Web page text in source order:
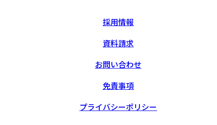
採用情報
資料請求
お問い合わせ
免責事項
プライバシーポリシー